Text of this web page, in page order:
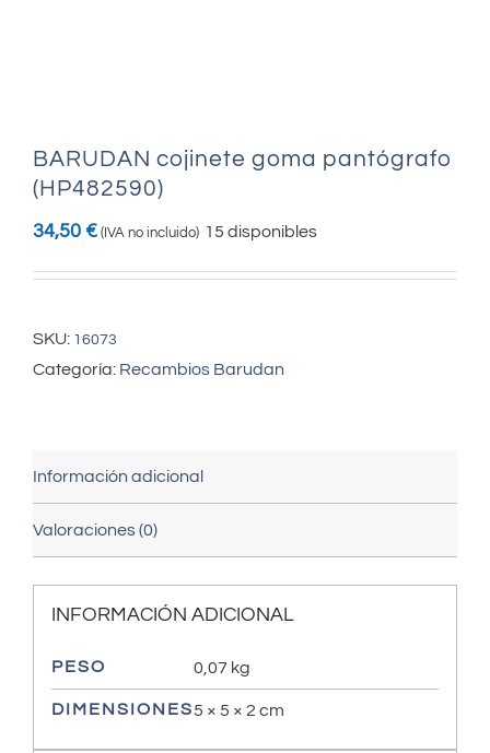
BARUDAN cojinete goma pantógrafo
(HP482590)
34,50 € (IVA no incluido) 15 disponibles
SKU: 16073
Categoría: Recambios Barudan
Información adicional
Valoraciones (0)
INFORMACIÓN ADICIONAL
PESO 0,07 kg
DIMENSIONES5 × 5 × 2 cm